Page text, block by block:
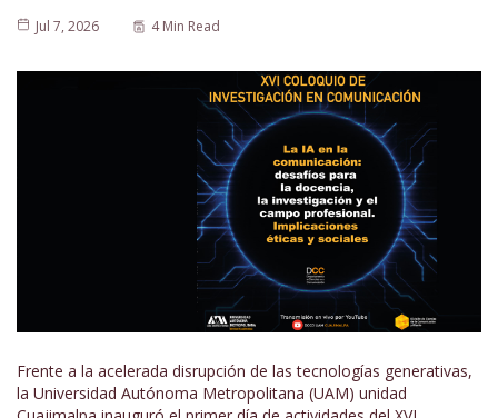
Jul 7, 2026 4 Min Read
Frente a la acelerada disrupción de las tecnologías generativas,
la Universidad Autónoma Metropolitana (UAM) unidad